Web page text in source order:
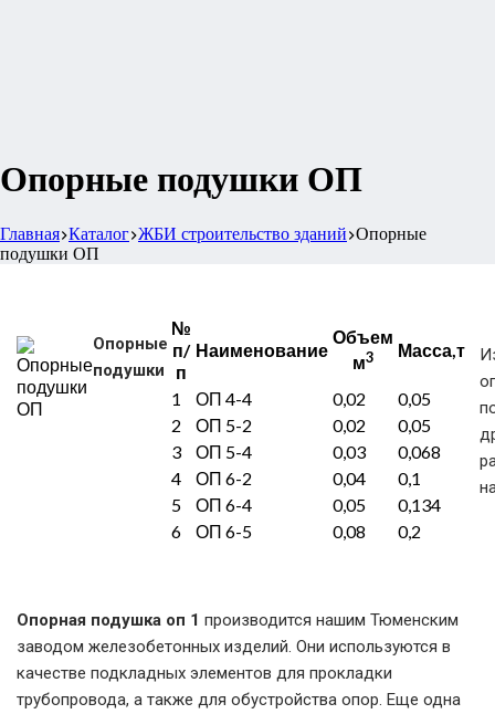
Опорные подушки ОП
Главная Каталог ЖБИ строительство зданий Опорные
подушки ОП
Опорные
подушки
№
п/
п
Наименование
Объем
м3 Масса,т
1 ОП 4-4 0,02
0,05
2
ОП 5-2 0,02
0,05
3
ОП 5-4 0,03
0,068
4
ОП 6-2 0,04
0,1
5
ОП 6-4 0,05
0,134
6
ОП 6-5 0,08 0,2
Опорная подушка оп 1 производится нашим Тюменским
заводом железобетонных изделий. Они используются в
качестве подкладных элементов для прокладки
трубопровода, а также для обустройства опор. Еще одна